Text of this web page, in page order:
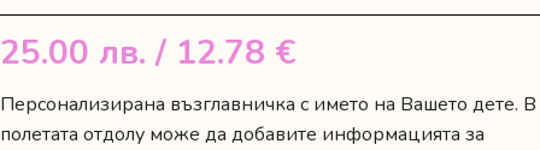
25.00 лв. / 12.78 €
Персонализирана възглавничка с името на Вашето дете. В
полетата отдолу може да добавите информацията за